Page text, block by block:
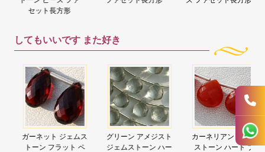
セット長方形
してもいいです また好き
ガーネット ジェムス
トーン フラット ペ
グリーン アメジスト
ジェムストーン ハー
カーネリアン ジェム
ストーン ハート ブ